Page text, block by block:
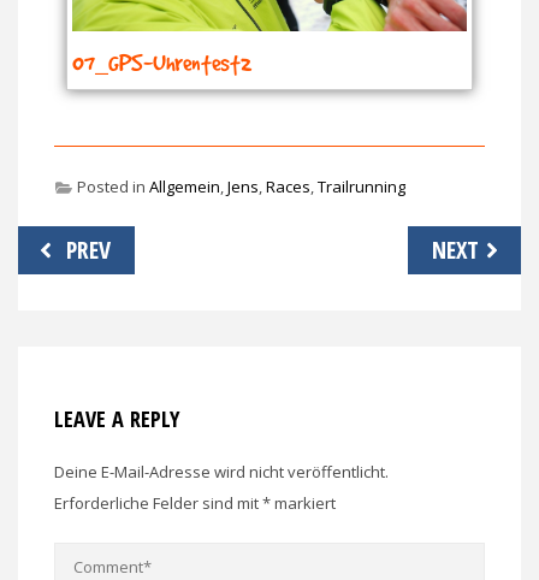
07_GPS-Uhrentest2
Posted in Allgemein,Jens,Races,Trailrunning
Beitragsnavigation
PREV NEXT
LEAVE A REPLY
Deine E-Mail-Adresse wird nicht veröffentlicht.
Erforderliche Felder sind mit*markiert